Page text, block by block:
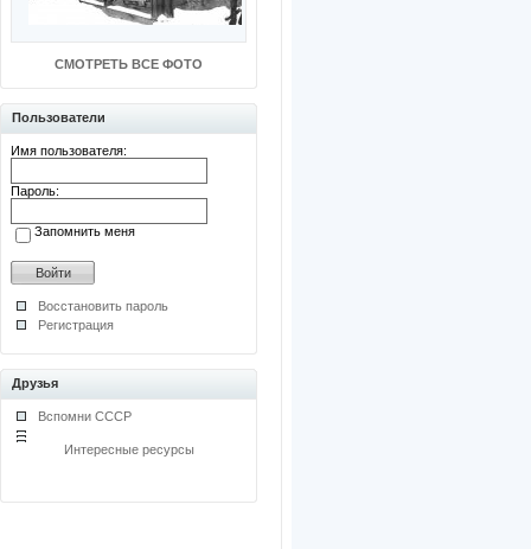
СМОТРЕТЬ ВСЕ ФОТО
Пользователи
Имя пользователя:
Пароль:
Запомнить меня
Восстановить пароль
Регистрация
Друзья
Вспомни СССР
Интересные ресурсы